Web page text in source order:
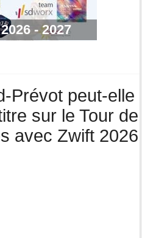
abandons
TV de la 8e étape du Tour
d'une fracture de la
- 2027
Prévot peut-elle
sur le Tour de
avec Zwift 2026